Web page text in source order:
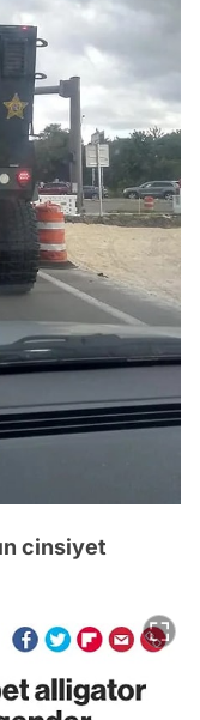
cinsiyet